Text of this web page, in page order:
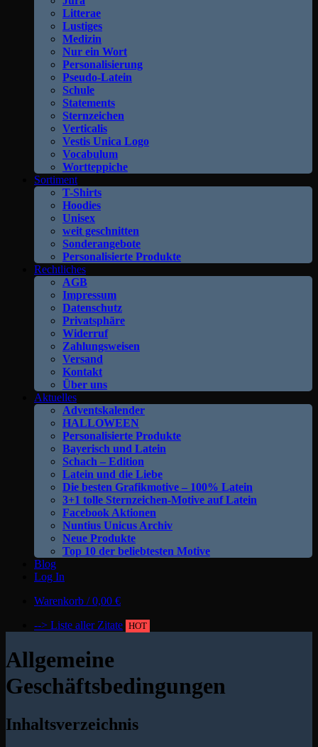
Litterae
Lustiges
Medizin
Nur ein Wort
Personalisierung
Pseudo-Latein
Schule
Statements
Sternzeichen
Verticalis
Vestis Unica Logo
Vocabulum
Wortteppiche
Sortiment
T-Shirts
Hoodies
Unisex
weit geschnitten
Sonderangebote
Personalisierte Produkte
Rechtliches
AGB
Impressum
Datenschutz
Privatsphäre
Widerruf
Zahlungsweisen
Versand
Kontakt
Über uns
Aktuelles
Adventskalender
HALLOWEEN
Personalisierte Produkte
Bayerisch und Latein
Schach – Edition
Latein und die Liebe
Die besten Grafikmotive – 100% Latein
3+1 tolle Sternzeichen-Motive auf Latein
Facebook Aktionen
Nuntius Unicus Archiv
Neue Produkte
Top 10 der beliebtesten Motive
Blog
Log In
Warenkorb /0,00 €
--> Liste aller Zitate HOT
Allgemeine
Geschäftsbedingungen
Inhaltsverzeichnis